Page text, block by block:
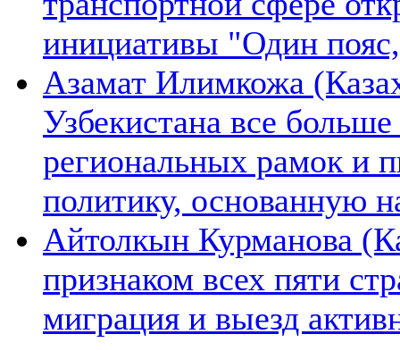
инициативы "Один
Азамат Илимкожа
Узбекистана все
региональных рамок и
политику, основанную
Айтолкын Курманова
признаком всех пяти
миграция и выезд